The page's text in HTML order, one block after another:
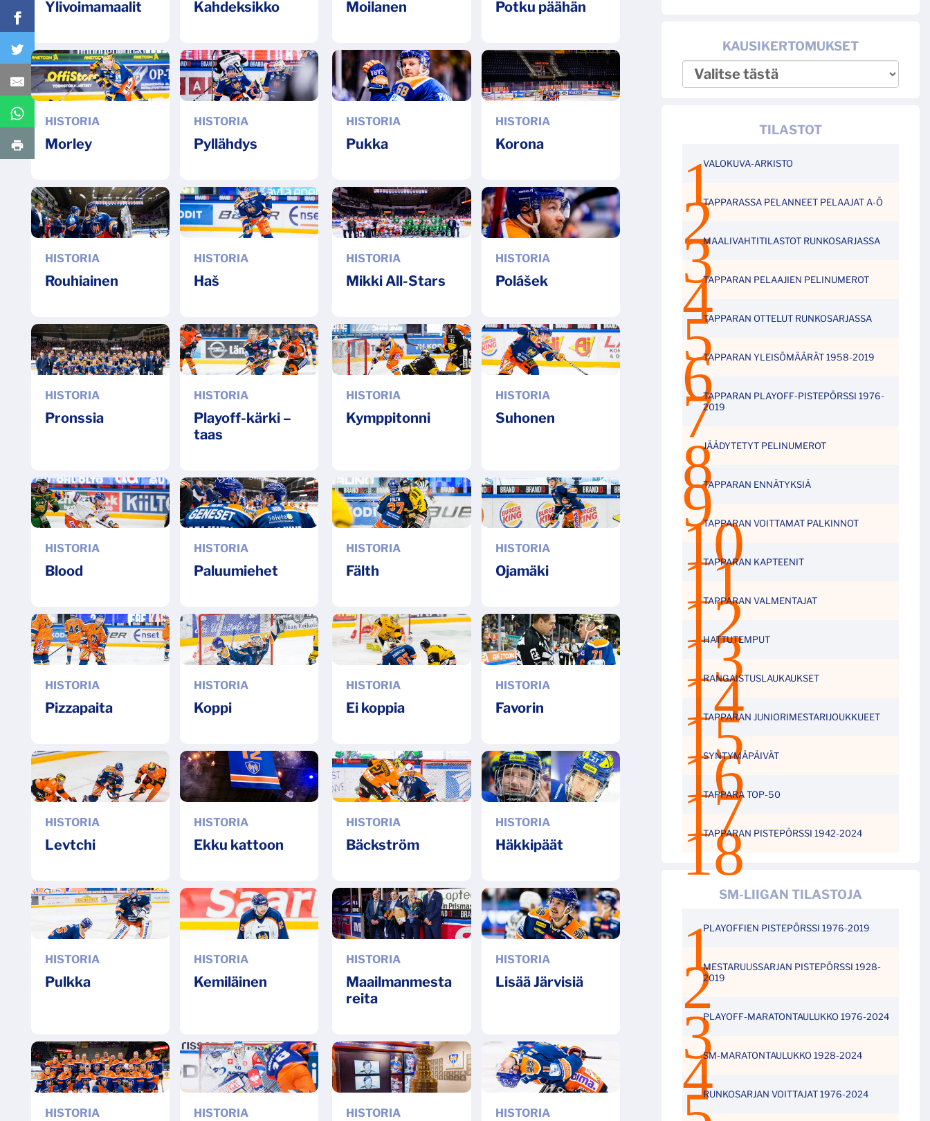
Ylivoimamaalit Kahdeksikko Moilanen Potku päähän
Morley
HISTORIA
Pyllähdys
HISTORIA
Pukka
HISTORIA
Korona
HISTORIA
Rouhiainen
HISTORIA
Haš
HISTORIA
Mikki All-Stars
HISTORIA
Polášek
HISTORIA
Pronssia
HISTORIA
Playoff-kärki –
taas
HISTORIA
Kymppitonni
HISTORIA
Suhonen
HISTORIA
Blood
HISTORIA
Paluumiehet
HISTORIA
Fälth
HISTORIA
Ojamäki
HISTORIA
Pizzapaita
HISTORIA
Koppi
HISTORIA
Ei koppia
HISTORIA
Favorin
HISTORIA
Levtchi
HISTORIA
Ekku kattoon
HISTORIA
Bäckström
HISTORIA
Häkkipäät
HISTORIA
Pulkka
HISTORIA
Kemiläinen
HISTORIA
Maailmanmesta
reita
HISTORIA
Lisää Järvisiä
HISTORIA
HISTORIA HISTORIA HISTORIA HISTORIA
KAUSIKERTOMUKSET
TILASTOT
VALOKUVA-ARKISTO
TAPPARASSA PELANNEET PELAAJAT A-Ö
MAALIVAHTITILASTOT RUNKOSARJASSA
TAPPARAN PELAAJIEN PELINUMEROT
TAPPARAN OTTELUT RUNKOSARJASSA
TAPPARAN YLEISÖMÄÄRÄT 1958-2019
TAPPARAN PLAYOFF-PISTEPÖRSSI 1976-
2019
JÄÄDYTETYT PELINUMEROT
TAPPARAN ENNÄTYKSIÄ
TAPPARAN VOITTAMAT PALKINNOT
TAPPARAN KAPTEENIT
TAPPARAN VALMENTAJAT
HATTUTEMPUT
RANGAISTUSLAUKAUKSET
TAPPARAN JUNIORIMESTARIJOUKKUEET
SYNTYMÄPÄIVÄT
TAPPARA TOP-50
TAPPARAN PISTEPÖRSSI 1942-2024
SM-LIIGAN TILASTOJA
PLAYOFFIEN PISTEPÖRSSI 1976-2019
MESTARUUSSARJAN PISTEPÖRSSI 1928-
2019
PLAYOFF-MARATONTAULUKKO 1976-2024
SM-MARATONTAULUKKO 1928-2024
RUNKOSARJAN VOITTAJAT 1976-2024